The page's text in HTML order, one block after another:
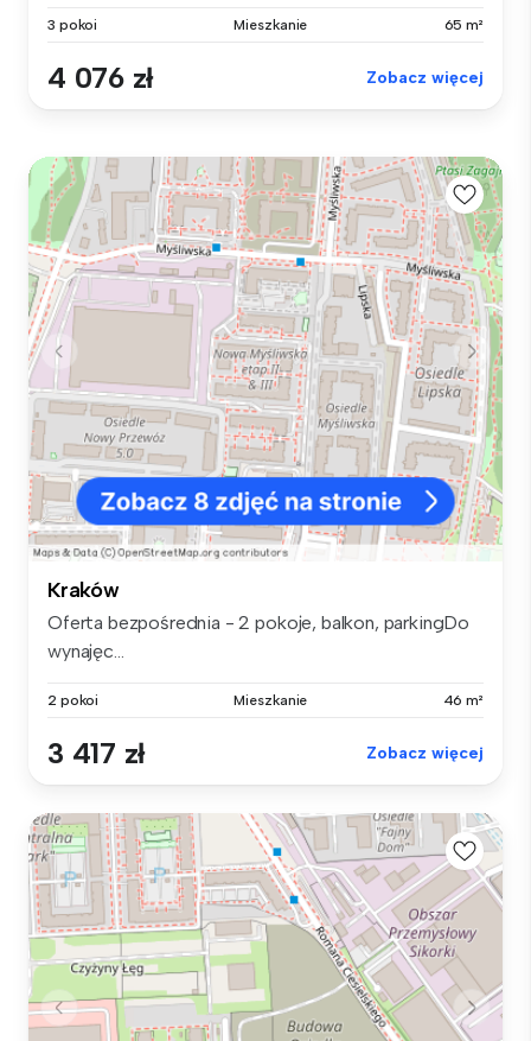
3 pokoi Mieszkanie 65 m²
4 076 zł Zobacz więcej
Kraków
Oferta bezpośrednia - 2 pokoje, balkon, parkingDo
wynajęc...
2 pokoi Mieszkanie 46 m²
3 417 zł Zobacz więcej